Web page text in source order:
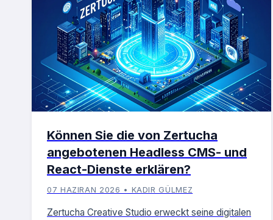
Können Sie die von Zertucha
angebotenen Headless CMS- und
React-Dienste erklären?
07 HAZIRAN 2026 • KADIR GÜLMEZ
Zertucha Creative Studio erweckt seine digitalen